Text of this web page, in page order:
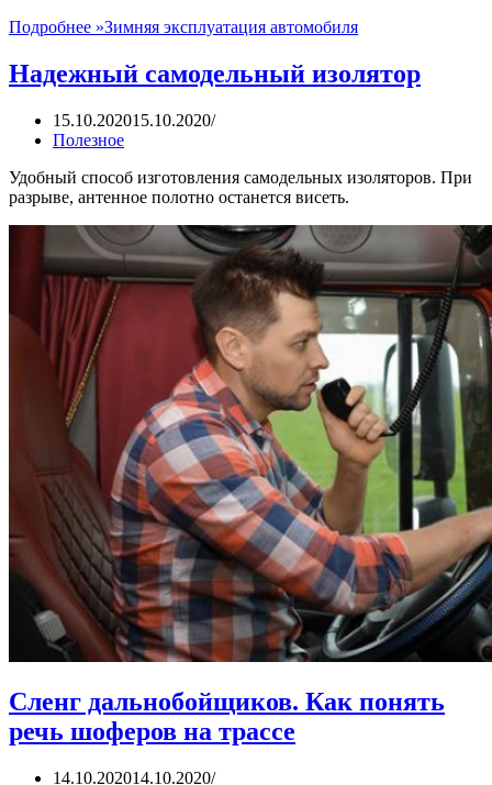
Подробнее »Зимняя эксплуатация автомобиля
Надежный самодельный изолятор
15.10.202015.10.2020
Полезное
Удобный способ изготовления самодельных изоляторов. При
разрыве, антенное полотно останется висеть.
Сленг дальнобойщиков. Как понять
речь шоферов на трассе
14.10.202014.10.2020